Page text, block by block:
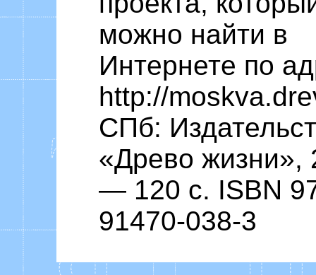
можно найти в
Интернете по
http://
СПб:
«Древо жизни»,
— 120 с. ISBN
91470-038-3